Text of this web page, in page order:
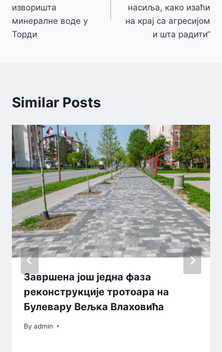
изворишта
минералне воде у
Торди
насиља, како изаћи
на крај са агресијом
и шта радити“
Similar Posts
Завршена још једна фаза
реконструкције тротоара на
Булевару Вељка Влаховића
By admin